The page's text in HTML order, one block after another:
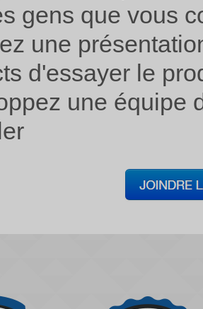
gens que vous
une
d'essayer le
une équipe